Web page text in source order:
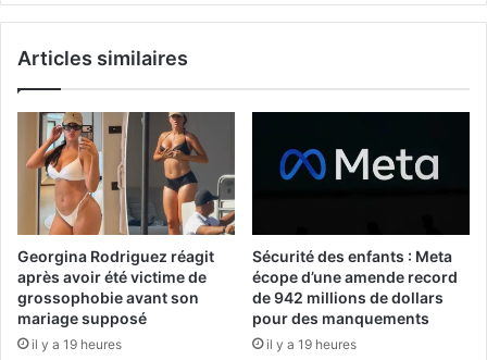
Articles similaires
Georgina Rodriguez réagit
après avoir été victime de
grossophobie avant son
mariage supposé
il y a 19 heures
Sécurité des enfants : Meta
écope d’une amende record
de 942 millions de dollars
pour des manquements
il y a 19 heures